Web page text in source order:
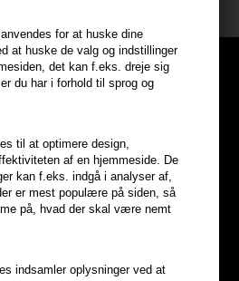
for at huske dine
at huske de valg og indstillinger
det kan f.eks. dreje sig
du har i forhold til sprog og
til at optimere design,
af en hjemmeside. De
kan f.eks. indgå i analyser af,
er mest populære på siden, så
på, hvad der skal være nemt
indsamler oplysninger ved at